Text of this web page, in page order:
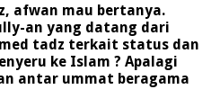
afwan mau bertanya.
an yang datang dari
tadz terkait status dan
ke Islam ? Apalagi
antar ummat beragama